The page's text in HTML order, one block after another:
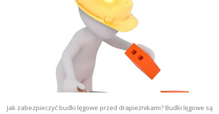
Jak zabezpieczyć budki lęgowe przed drapieżnikami? Budki lęgowe są